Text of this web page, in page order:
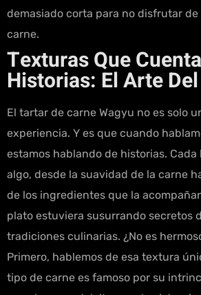
demasiado corta para no disfrutar
carne.
Texturas Que
Historias: El Arte
El tartar de carne Wagyu no es solo
experiencia. Y es que cuando
estamos hablando de historias.
algo, desde la suavidad de la carne
de los ingredientes que la
plato estuviera susurrando secretos
tradiciones culinarias. ¿No es
Primero, hablemos de esa textura
tipo de carne es famoso por su